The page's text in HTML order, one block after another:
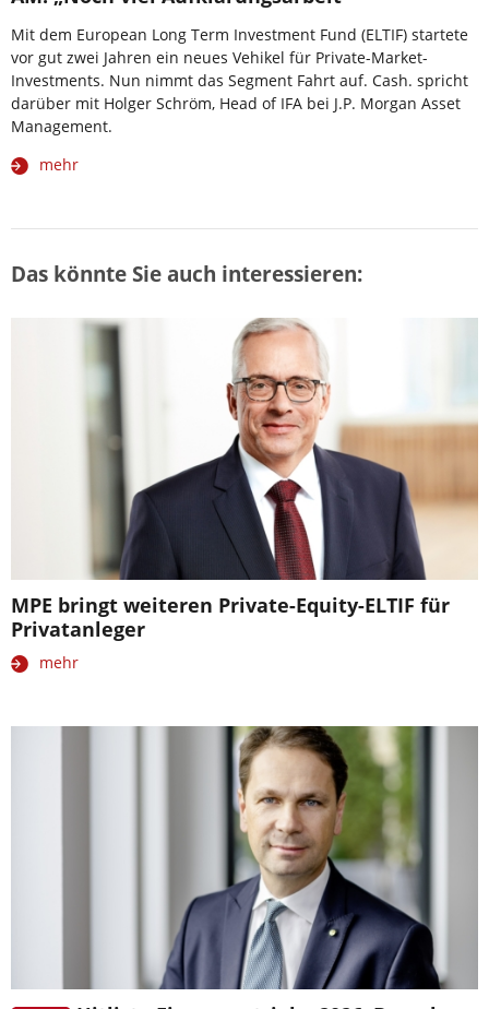
Mit dem European Long Term Investment Fund (ELTIF) startete
vor gut zwei Jahren ein neues Vehikel für Private-Market-
Investments. Nun nimmt das Segment Fahrt auf. Cash. spricht
darüber mit Holger Schröm, Head of IFA bei J.P. Morgan Asset
Management.
mehr
Das könnte Sie auch interessieren:
MPE bringt weiteren Private-Equity-ELTIF für
Privatanleger
mehr